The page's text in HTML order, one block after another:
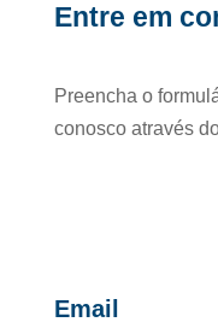
Entre em
Preencha o
conosco através
Email